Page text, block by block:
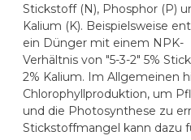
Stickstoff (N), Phosphor (P)
Kalium (K). Beispielsweise
ein Dünger mit einem NPK-
Verhältnis von "5-3-2" 5%
2% Kalium. Im Allgemeinen
Chlorophyllproduktion, um
und die Photosynthese zu
Stickstoffmangel kann dazu